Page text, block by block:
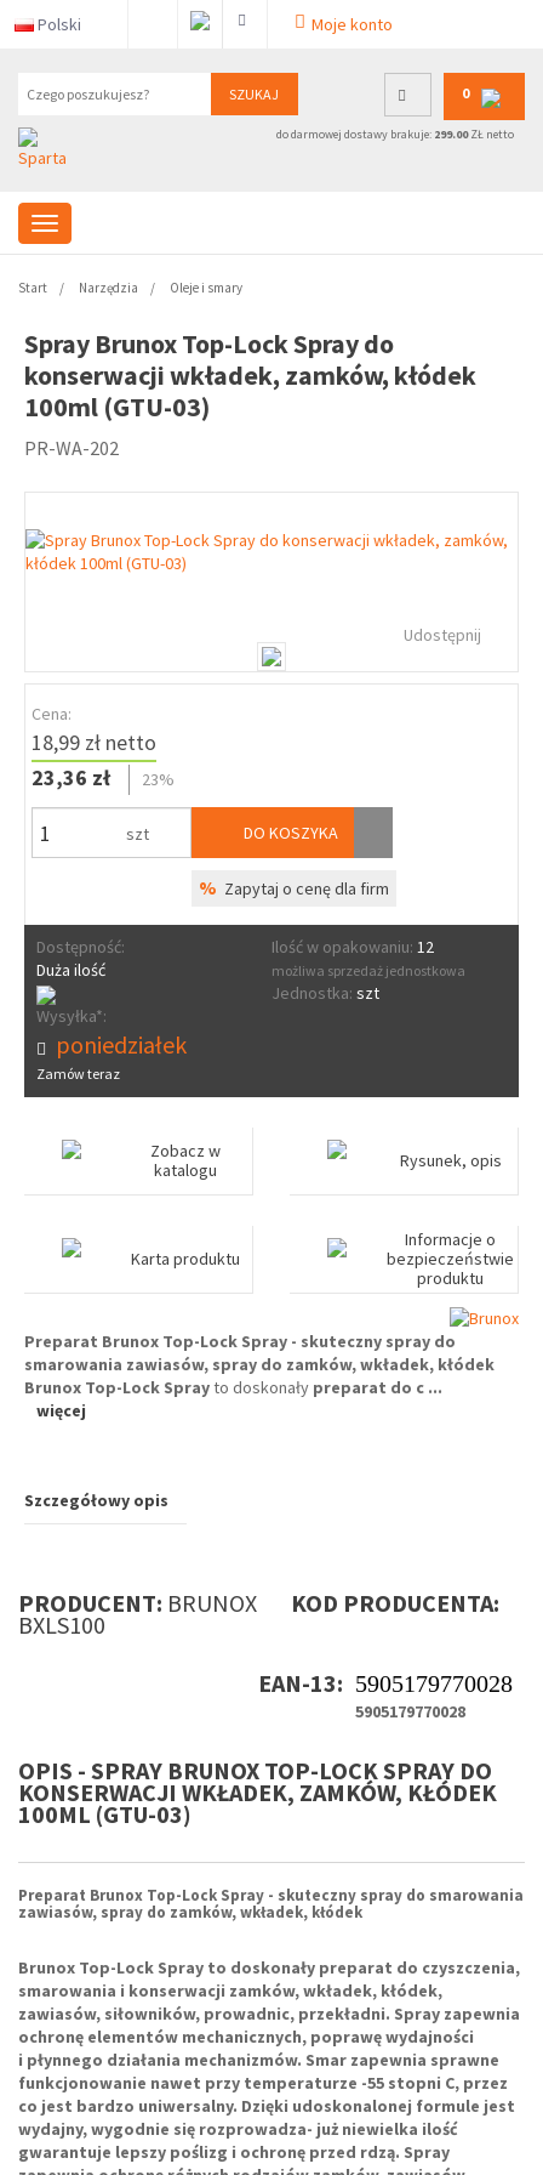
Polski Moje konto
SZUKAJ 0
do darmowej dostawy brakuje: 299.00ZŁ netto
Start Narzędzia Oleje i smary
Spray Brunox Top-Lock Spray do
konserwacji wkładek, zamków, kłódek
100ml (GTU-03)
PR-WA-202
Udostępnij
Cena:
18,99 zł netto
23,36 zł
23%
szt DO KOSZYKA
% Zapytaj o cenę dla firm
Dostępność:
Duża ilość
Ilość w opakowaniu: 12
możliwa sprzedaż jednostkowa
Jednostka: szt
Wysyłka*:
poniedziałek
Zamów teraz
Zobacz w
katalogu
Rysunek, opis
Karta produktu
Informacje o
bezpieczeństwie
produktu
Preparat Brunox Top-Lock Spray - skuteczny spray do
smarowania zawiasów, spray do zamków, wkładek, kłódek
Brunox Top-Lock Sprayto doskonały preparat do c ...
więcej
Szczegółowy opis
PRODUCENT: BRUNOX KOD PRODUCENTA:
BXLS100
EAN-13: 5905179770028
5905179770028
OPIS - SPRAY BRUNOX TOP-LOCK SPRAY DO
KONSERWACJI WKŁADEK, ZAMKÓW, KŁÓDEK
100ML (GTU-03)
Preparat Brunox Top-Lock Spray - skuteczny spray do smarowania
zawiasów, spray do zamków, wkładek, kłódek
Brunox Top-Lock Spray to doskonały preparat do czyszczenia,
smarowania i konserwacji zamków, wkładek, kłódek,
zawiasów, siłowników, prowadnic, przekładni. Spray zapewnia
ochronę elementów mechanicznych, poprawę wydajności
i płynnego działania mechanizmów. Smar zapewnia sprawne
funkcjonowanie nawet przy temperaturze -55 stopni C, przez
co jest bardzo uniwersalny. Dzięki udoskonalonej formule jest
wydajny, wygodnie się rozprowadza- już niewielka ilość
gwarantuje lepszy poślizg i ochronę przed rdzą. Spray